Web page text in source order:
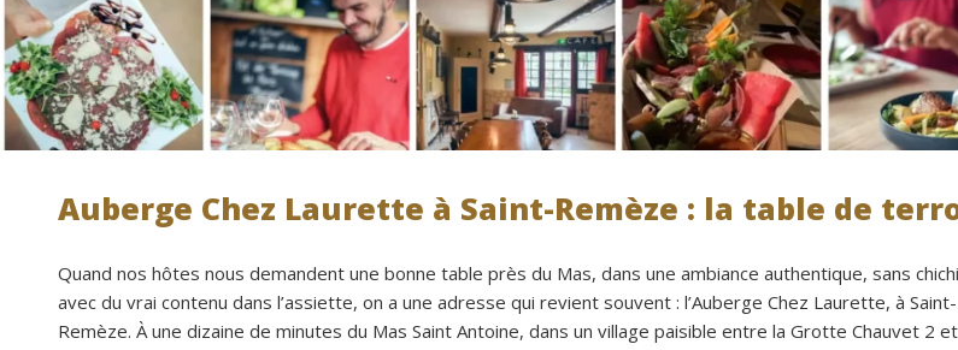
Auberge Chez Laurette à Saint-Remèze : la table de
Quand nos hôtes nous demandent une bonne table près du Mas, dans une ambiance authentique, sans
avec du vrai contenu dans l’assiette, on a une adresse qui revient souvent : l’Auberge Chez Laurette, à Saint-
Remèze. À une dizaine de minutes du Mas Saint Antoine, dans un village paisible entre la Grotte Chauvet 2